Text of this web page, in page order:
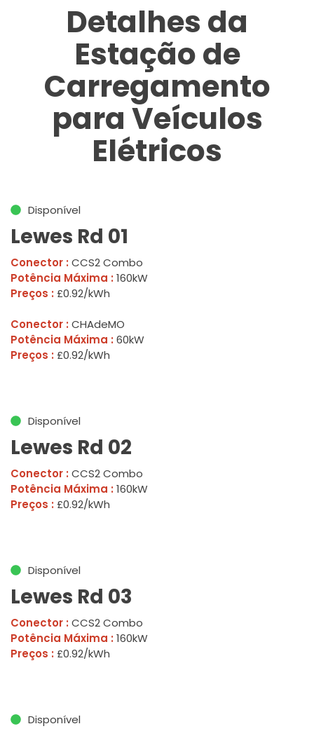
Detalhes da
Estação de
Carregamento
para Veículos
Elétricos
Disponível
Lewes Rd 01
Conector : CCS2 Combo
Potência Máxima : 160kW
Preços : £0.92/kWh
Conector : CHAdeMO
Potência Máxima : 60kW
Preços : £0.92/kWh
Disponível
Lewes Rd 02
Conector : CCS2 Combo
Potência Máxima : 160kW
Preços : £0.92/kWh
Disponível
Lewes Rd 03
Conector : CCS2 Combo
Potência Máxima : 160kW
Preços : £0.92/kWh
Disponível